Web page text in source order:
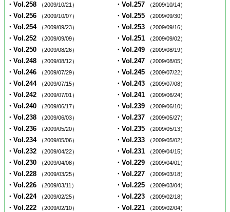
・Vol.258 （2009/10/21） ・Vol.257 （2009/10/14）
・Vol.256 （2009/10/07） ・Vol.255 （2009/09/30）
・Vol.254 （2009/09/23） ・Vol.253 （2009/09/16）
・Vol.252 （2009/09/09） ・Vol.251 （2009/09/02）
・Vol.250 （2009/08/26） ・Vol.249 （2009/08/19）
・Vol.248 （2009/08/12） ・Vol.247 （2009/08/05）
・Vol.246 （2009/07/29） ・Vol.245 （2009/07/22）
・Vol.244 （2009/07/15） ・Vol.243 （2009/07/08）
・Vol.242 （2009/07/01） ・Vol.241 （2009/06/24）
・Vol.240 （2009/06/17） ・Vol.239 （2009/06/10）
・Vol.238 （2009/06/03） ・Vol.237 （2009/05/27）
・Vol.236 （2009/05/20） ・Vol.235 （2009/05/13）
・Vol.234 （2009/05/06） ・Vol.233 （2009/05/02）
・Vol.232 （2009/04/22） ・Vol.231 （2009/04/15）
・Vol.230 （2009/04/08） ・Vol.229 （2009/04/01）
・Vol.228 （2009/03/25） ・Vol.227 （2009/03/18）
・Vol.226 （2009/03/11） ・Vol.225 （2009/03/04）
・Vol.224 （2009/02/25） ・Vol.223 （2009/02/18）
・Vol.222 （2009/02/10） ・Vol.221 （2009/02/04）